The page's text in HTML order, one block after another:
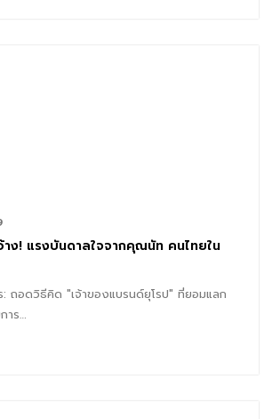
าง! แรงบันดาลใจจากคุณนัท คนไทยใน
ถอดวิธีคิด "เจ้าของแบรนด์ยุโรป" ที่ยอมแลก
าร…